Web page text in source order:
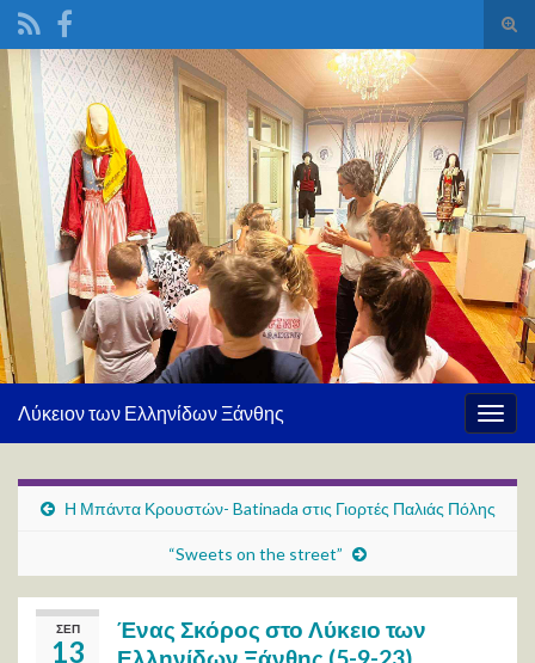
Search for:
Λύκειον των Ελληνίδων Ξάνθης
Η Μπάντα Κρουστών- Batinada στις Γιορτές Παλιάς Πόλης
“Sweets on the street”
ΣΕΠ
13
Ένας Σκόρος στο Λύκειο των